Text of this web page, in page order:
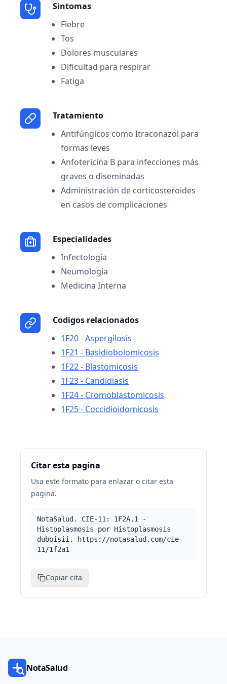
Sintomas
Fiebre
Tos
Dolores musculares
Dificultad para respirar
Fatiga
Tratamiento
Antifúngicos como Itraconazol para
formas leves
Anfotericina B para infecciones más
graves o diseminadas
Administración de corticosteroides
en casos de complicaciones
Especialidades
Infectología
Neumología
Medicina Interna
Codigos relacionados
1F20 - Aspergilosis
1F21 - Basidiobolomicosis
1F22 - Blastomicosis
1F23 - Candidiasis
1F24 - Cromoblastomicosis
1F25 - Coccidioidomicosis
Citar esta pagina
Usa este formato para enlazar o citar esta
pagina.
NotaSalud. CIE-11: 1F2A.1 -
Histoplasmosis por Histoplasmosis
duboisii. https://notasalud.com/cie-
11/1f2a1
Copiar cita
NotaSalud